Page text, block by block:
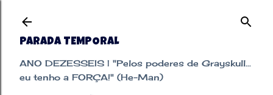
PARADA TEMPORAL
ANO DEZESSEIS | "Pelos poderes de Grayskull...
eu tenho a FORÇA!" (He-Man)